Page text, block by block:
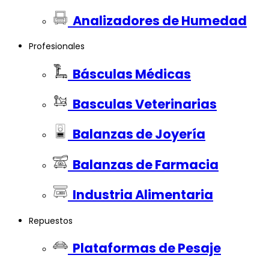
Analizadores de Humedad
Profesionales
Básculas Médicas
Basculas Veterinarias
Balanzas de Joyería
Balanzas de Farmacia
Industria Alimentaria
Repuestos
Plataformas de Pesaje